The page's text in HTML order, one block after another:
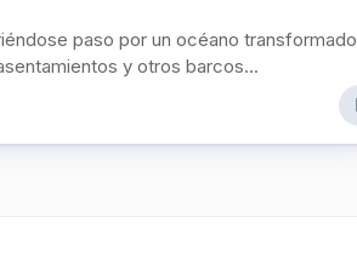
paso por un océano transformado
y otros barcos...